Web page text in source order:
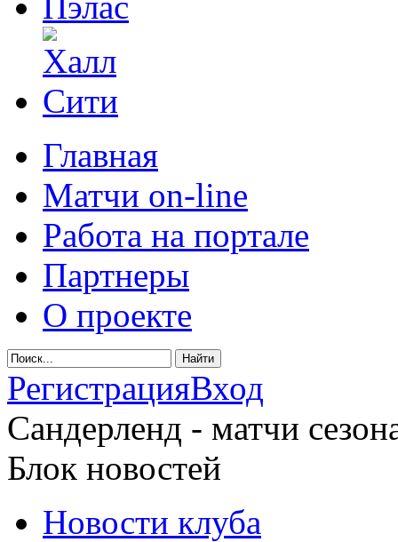
Главная
Матчи on-line
Работа на портале
Партнеры
О проекте
РегистрацияВход
Сандерленд - матчи
Блок новостей
Новости клуба